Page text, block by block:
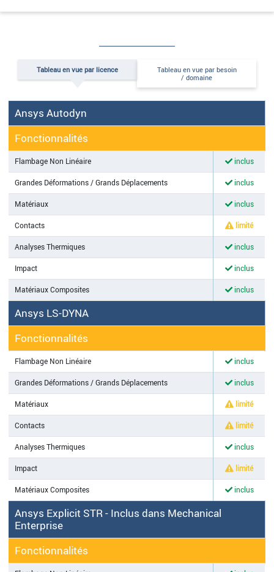
Tableau en vue par licence
Tableau en vue par besoin
/ domaine
Ansys Autodyn
Fonctionnalités
Flambage Non Linéaire inclus
Grandes Déformations / Grands Déplacements inclus
Matériaux inclus
Contacts limité
Analyses Thermiques inclus
Impact inclus
Matériaux Composites inclus
Ansys LS-DYNA
Fonctionnalités
Flambage Non Linéaire inclus
Grandes Déformations / Grands Déplacements inclus
Matériaux limité
Contacts limité
Analyses Thermiques inclus
Impact limité
Matériaux Composites inclus
Ansys Explicit STR - Inclus dans Mechanical
Enterprise
Fonctionnalités